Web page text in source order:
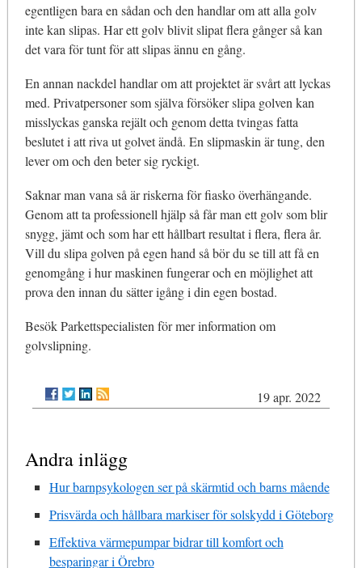
egentligen bara en sådan och den handlar om att alla golv
inte kan slipas. Har ett golv blivit slipat flera gånger så kan
det vara för tunt för att slipas ännu en gång.
En annan nackdel handlar om att projektet är svårt att lyckas
med. Privatpersoner som själva försöker slipa golven kan
misslyckas ganska rejält och genom detta tvingas fatta
beslutet i att riva ut golvet ändå. En slipmaskin är tung, den
lever om och den beter sig ryckigt.
Saknar man vana så är riskerna för fiasko överhängande.
Genom att ta professionell hjälp så får man ett golv som blir
snygg, jämt och som har ett hållbart resultat i flera, flera år.
Vill du slipa golven på egen hand så bör du se till att få en
genomgång i hur maskinen fungerar och en möjlighet att
prova den innan du sätter igång i din egen bostad.
Besök Parkettspecialisten för mer information om
golvslipning.
19 apr. 2022
Andra inlägg
Hur barnpsykologen ser på skärmtid och barns mående
Prisvärda och hållbara markiser för solskydd i Göteborg
Effektiva värmepumpar bidrar till komfort och
besparingar i Örebro